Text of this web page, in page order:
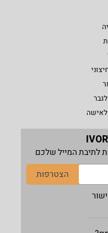
לתיבת המייל שלכם
הצטרפות